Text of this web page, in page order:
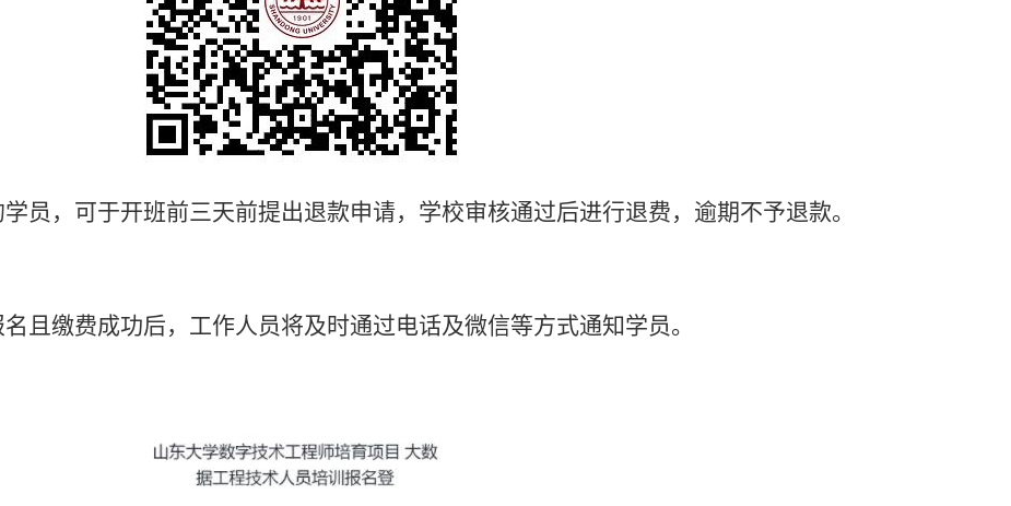
员，可于开班前三天前提出退款申请，学校审核通过后进行退费，逾期不予退款。
且缴费成功后，工作人员将及时通过电话及微信等方式通知学员。